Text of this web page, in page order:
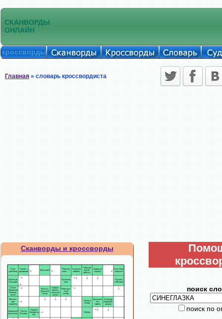
СКАНВОРДЫ
ОНЛАЙН
кроссворды
Главная » словарь кроссвордиста
Сканворды и кроссворды
поиск
поиск по